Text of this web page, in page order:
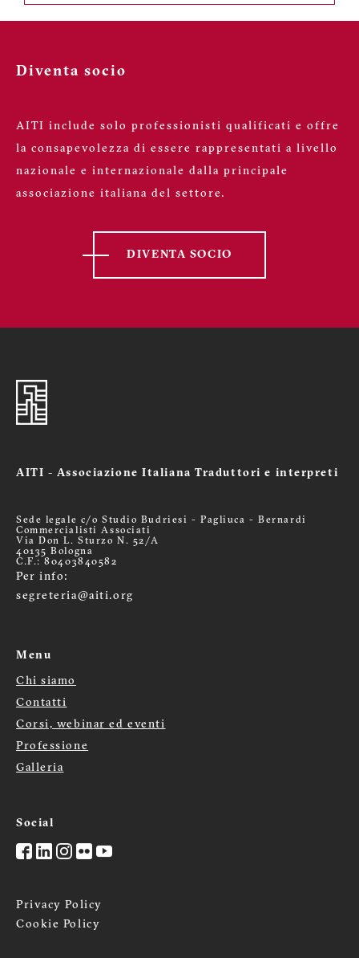
Diventa socio
AITI include solo professionisti qualificati e offre
la consapevolezza di essere rappresentati a livello
nazionale e internazionale dalla principale
associazione italiana del settore.
DIVENTA SOCIO
AITI - Associazione Italiana Traduttori e interpreti
Sede legale c/o Studio Budriesi - Pagliuca - Bernardi
Commercialisti Associati
Via Don L. Sturzo N. 52/A
40135 Bologna
C.F.: 80403840582
Per info:
segreteria@aiti.org
Menu
Menù
footer
Chi siamo
Contatti
Corsi, webinar ed eventi
Professione
Galleria
Social
Privacy Policy
Cookie Policy